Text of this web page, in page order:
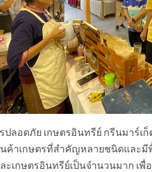
ปลอดภัย เกษตรอินทรีย์ กรีนมาร์เ
ค้าเกษตรที่สำคัญหลายชนิดและมี
เกษตรอินทรีย์เป็นจำนวนมาก เ